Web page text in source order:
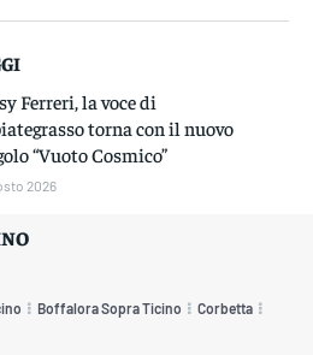
Ferreri, la voce di
torna con il nuovo
“Vuoto Cosmico”
2026
Boffalora Sopra Ticino Corbetta